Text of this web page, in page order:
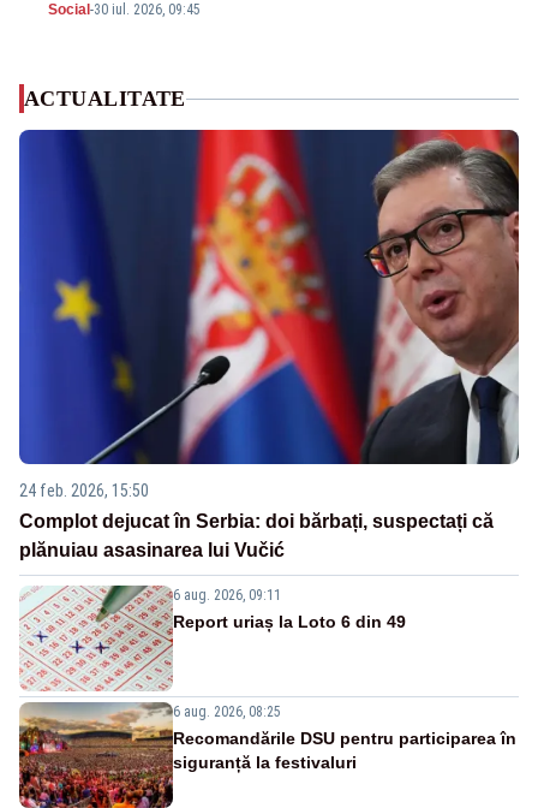
Social -30 iul. 2026, 09:45
ACTUALITATE
24 feb. 2026, 15:50
Complot dejucat în Serbia: doi bărbați, suspectați că
plănuiau asasinarea lui Vučić
6 aug. 2026, 09:11
Report uriaș la Loto 6 din 49
6 aug. 2026, 08:25
Recomandările DSU pentru participarea în
siguranță la festivaluri